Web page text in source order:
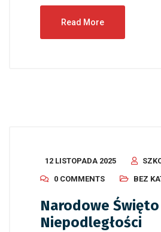
Read More
12 LISTOPADA 2025
0 COMMENTS
BEZ
Narodowe Święto
Niepodległości